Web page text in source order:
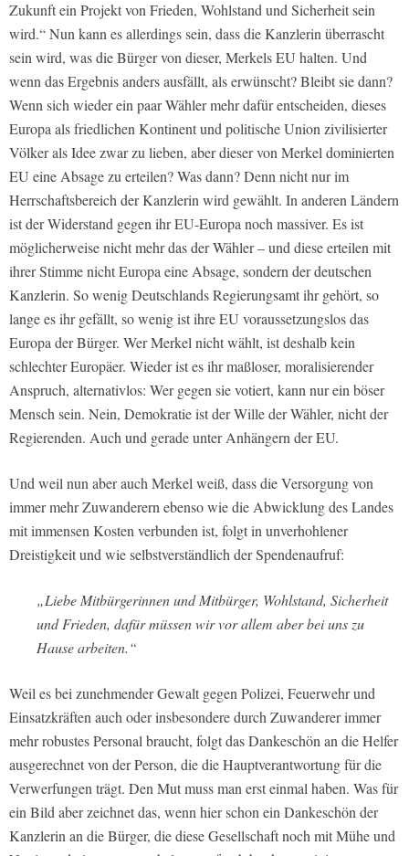
Zukunft ein Projekt von Frieden, Wohlstand und Sicherheit sein
wird.“ Nun kann es allerdings sein, dass die Kanzlerin überrascht
sein wird, was die Bürger von dieser, Merkels EU halten. Und
wenn das Ergebnis anders ausfällt, als erwünscht? Bleibt sie dann?
Wenn sich wieder ein paar Wähler mehr dafür entscheiden, dieses
Europa als friedlichen Kontinent und politische Union zivilisierter
Völker als Idee zwar zu lieben, aber dieser von Merkel dominierten
EU eine Absage zu erteilen? Was dann? Denn nicht nur im
Herrschaftsbereich der Kanzlerin wird gewählt. In anderen Ländern
ist der Widerstand gegen ihr EU-Europa noch massiver. Es ist
möglicherweise nicht mehr das der Wähler – und diese erteilen mit
ihrer Stimme nicht Europa eine Absage, sondern der deutschen
Kanzlerin. So wenig Deutschlands Regierungsamt ihr gehört, so
lange es ihr gefällt, so wenig ist ihre EU voraussetzungslos das
Europa der Bürger. Wer Merkel nicht wählt, ist deshalb kein
schlechter Europäer. Wieder ist es ihr maßloser, moralisierender
Anspruch, alternativlos: Wer gegen sie votiert, kann nur ein böser
Mensch sein. Nein, Demokratie ist der Wille der Wähler, nicht der
Regierenden. Auch und gerade unter Anhängern der EU.
Und weil nun aber auch Merkel weiß, dass die Versorgung von
immer mehr Zuwanderern ebenso wie die Abwicklung des Landes
mit immensen Kosten verbunden ist, folgt in unverhohlener
Dreistigkeit und wie selbstverständlich der Spendenaufruf:
„Liebe Mitbürgerinnen und Mitbürger, Wohlstand, Sicherheit
und Frieden, dafür müssen wir vor allem aber bei uns zu
Hause arbeiten.“
Weil es bei zunehmender Gewalt gegen Polizei, Feuerwehr und
Einsatzkräften auch oder insbesondere durch Zuwanderer immer
mehr robustes Personal braucht, folgt das Dankeschön an die Helfer
ausgerechnet von der Person, die die Hauptverantwortung für die
Verwerfungen trägt. Den Mut muss man erst einmal haben. Was für
ein Bild aber zeichnet das, wenn hier schon ein Dankeschön der
Kanzlerin an die Bürger, die diese Gesellschaft noch mit Mühe und